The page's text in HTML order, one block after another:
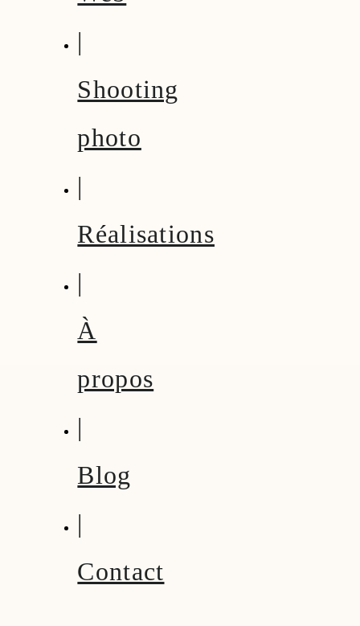
|
Shooting
photo
|
Réalisations
|
À
propos
|
Blog
|
Contact